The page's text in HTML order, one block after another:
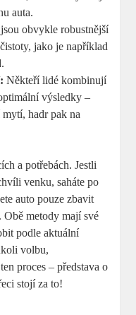
auta.
obvykle robustnější
jako je například
Někteří lidé kombinují
výsledky –
hadr pak na
a potřebách. Jestli
venku, saháte po
auto pouze zbavit
Obě metody mají své
podle aktuální
volbu,
proces – představa o
stojí za to!